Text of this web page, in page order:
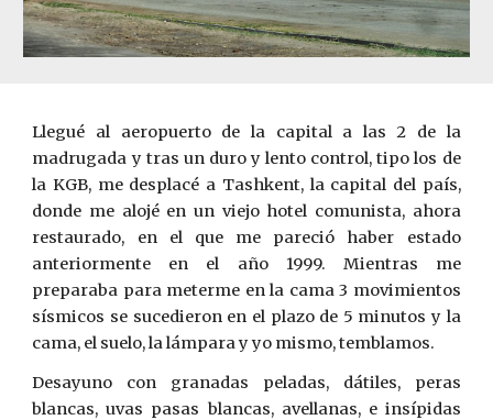
Llegué al aeropuerto de la capital a las 2 de la
madrugada y tras un duro y lento control, tipo los de
la KGB, me desplacé a Tashkent, la capital del país,
donde me alojé en un viejo hotel comunista, ahora
restaurado, en el que me pareció haber estado
anteriormente en el año 1999. Mientras me
preparaba para meterme en la cama 3 movimientos
sísmicos se sucedieron en el plazo de 5 minutos y la
cama, el suelo, la lámpara y yo mismo, temblamos.
Desayuno con granadas peladas, dátiles, peras
blancas, uvas pasas blancas, avellanas, e insípidas